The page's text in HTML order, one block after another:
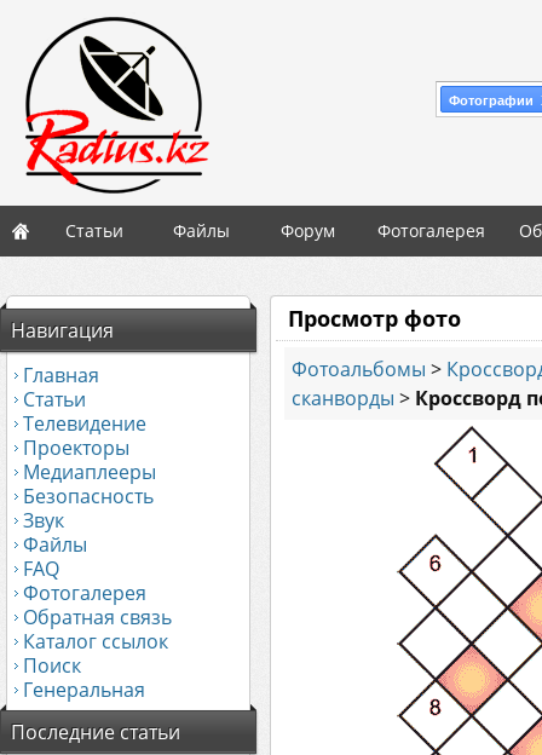
Фотографии
Статьи Файлы Форум Фотогалерея
Навигация
Главная
Статьи
Телевидение
Проекторы
Медиаплееры
Безопасность
Звук
Файлы
FAQ
Фотогалерея
Обратная связь
Каталог ссылок
Поиск
Генеральная
Последние статьи
Просмотр фото
Фотоальбомы >
сканворды > Кроссворд